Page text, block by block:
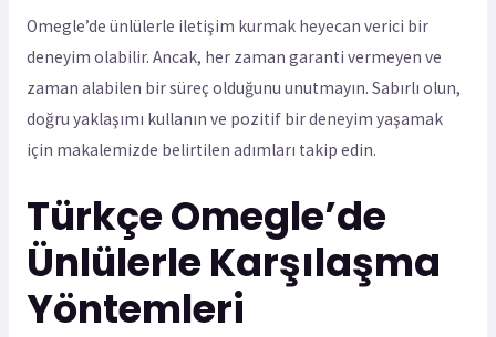
Omegle’de ünlülerle iletişim kurmak heyecan verici bir
deneyim olabilir. Ancak, her zaman garanti vermeyen ve
zaman alabilen bir süreç olduğunu unutmayın. Sabırlı olun,
doğru yaklaşımı kullanın ve pozitif bir deneyim yaşamak
için makalemizde belirtilen adımları takip edin.
Türkçe Omegle’de
Ünlülerle Karşılaşma
Yöntemleri